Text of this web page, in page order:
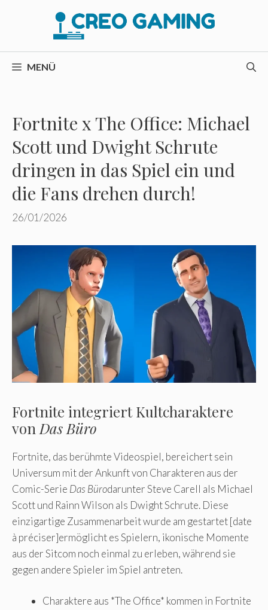
MENÜ
Fortnite x The Office: Michael
Scott und Dwight Schrute
dringen in das Spiel ein und
die Fans drehen durch!
26/01/2026
Fortnite integriert Kultcharaktere
von Das Büro
Fortnite, das berühmte Videospiel, bereichert sein
Universum mit der Ankunft von Charakteren aus der
Comic-Serie Das Bürodarunter Steve Carell als Michael
Scott und Rainn Wilson als Dwight Schrute. Diese
einzigartige Zusammenarbeit wurde am gestartet [date
à préciser]ermöglicht es Spielern, ikonische Momente
aus der Sitcom noch einmal zu erleben, während sie
gegen andere Spieler im Spiel antreten.
Charaktere aus *The Office* kommen in Fortnite